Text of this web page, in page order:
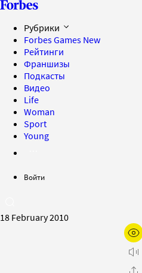
Рубрики
Forbes Games New
Рейтинги
Франшизы
Подкасты
Видео
Life
Woman
Sport
Young
Войти
18 February 2010